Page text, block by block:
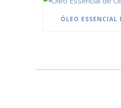
ÓLEO ESSENCIAL